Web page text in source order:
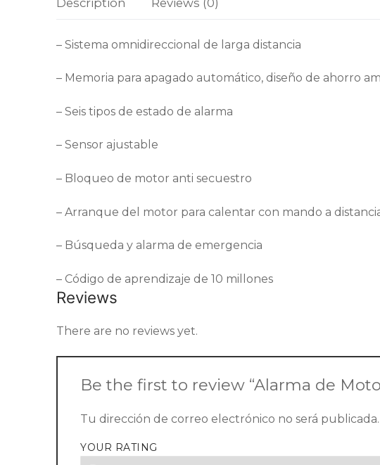
Contáctanos
Description Reviews (0)
– Sistema omnidireccional de larga distancia
– Memoria para apagado automático, diseño de ahorro
– Seis tipos de estado de alarma
– Sensor ajustable
– Bloqueo de motor anti secuestro
– Arranque del motor para calentar con mando a
– Búsqueda y alarma de emergencia
– Código de aprendizaje de 10 millones
Reviews
There are no reviews yet.
Be the first to review “Alarma de
Tu dirección de correo electrónico no será publicada.
YOUR RATING